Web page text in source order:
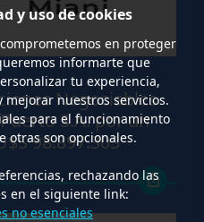
Negociables
S.A. por un
98.897.303
y uso de cookies
en proteger
informarte que
tu experiencia,
nuestros servicios.
para el funcionamiento
otras son opcionales.
rechazando las
en el siguiente link:
no esenciales